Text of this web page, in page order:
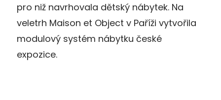
pro niž navrhovala dětský nábytek. Na
veletrh Maison et Object v Paříži vytvořila
modulový systém nábytku české
expozice.